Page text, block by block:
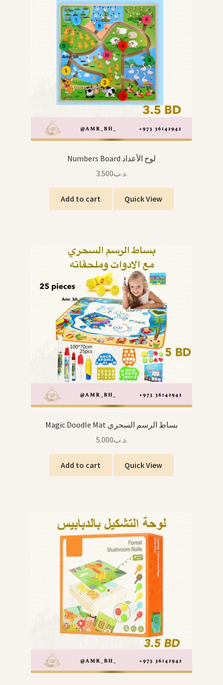
Numbers Board لوح الأعداد
.د.ب3.500
Add to cart Quick View
Magic Doodle Mat بساط الرسم السحري
.د.ب5.000
Add to cart Quick View